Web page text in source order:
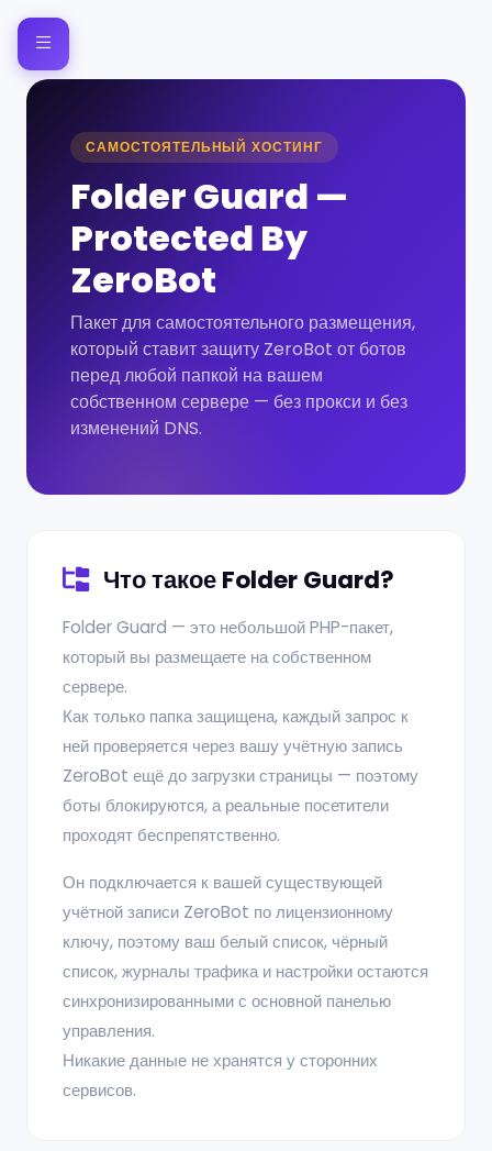
САМОСТОЯТЕЛЬНЫЙ ХОСТИНГ
Folder Guard —
Protected By
ZeroBot
Пакет для самостоятельного размещения,
который ставит защиту ZeroBot от ботов
перед любой папкой на вашем
собственном сервере — без прокси и без
изменений DNS.
Что такое Folder Guard?
Folder Guard — это небольшой PHP-пакет,
который вы размещаете на собственном
сервере.
Как только папка защищена, каждый запрос к
ней проверяется через вашу учётную запись
ZeroBot ещё до загрузки страницы — поэтому
боты блокируются, а реальные посетители
проходят беспрепятственно.
Он подключается к вашей существующей
учётной записи ZeroBot по лицензионному
ключу, поэтому ваш белый список, чёрный
список, журналы трафика и настройки остаются
синхронизированными с основной панелью
управления.
Никакие данные не хранятся у сторонних
сервисов.